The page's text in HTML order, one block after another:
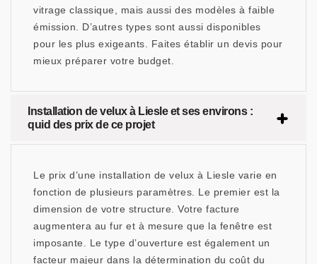
vitrage classique, mais aussi des modèles à faible
émission. D’autres types sont aussi disponibles
pour les plus exigeants. Faites établir un devis pour
mieux préparer votre budget.
Installation de velux à Liesle et ses environs :
quid des prix de ce projet
Le prix d’une installation de velux à Liesle varie en
fonction de plusieurs paramètres. Le premier est la
dimension de votre structure. Votre facture
augmentera au fur et à mesure que la fenêtre est
imposante. Le type d’ouverture est également un
facteur majeur dans la détermination du coût du